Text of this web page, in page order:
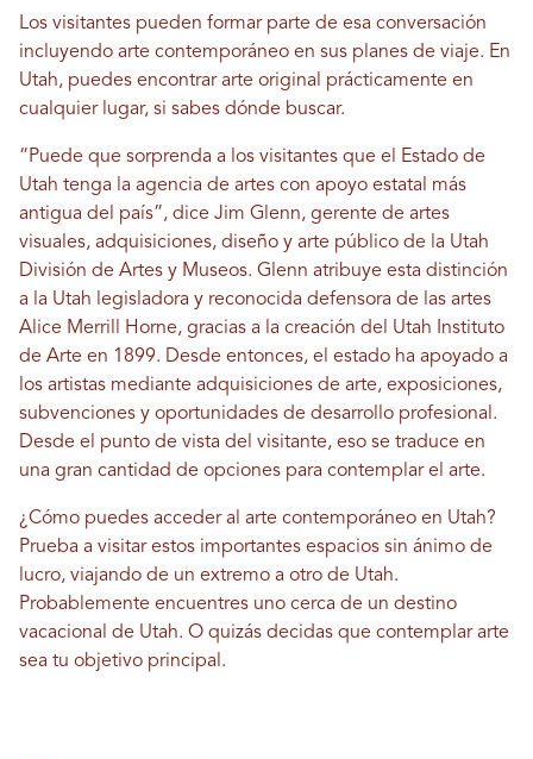
Los visitantes pueden formar parte de esa conversación
incluyendo arte contemporáneo en sus planes de viaje. En
Utah, puedes encontrar arte original prácticamente en
cualquier lugar, si sabes dónde buscar.
“Puede que sorprenda a los visitantes que el Estado de
Utah tenga la agencia de artes con apoyo estatal más
antigua del país”, dice Jim Glenn, gerente de artes
visuales, adquisiciones, diseño y arte público de la Utah
División de Artes y Museos. Glenn atribuye esta distinción
a la Utah legisladora y reconocida defensora de las artes
Alice Merrill Horne, gracias a la creación del Utah Instituto
de Arte en 1899. Desde entonces, el estado ha apoyado a
los artistas mediante adquisiciones de arte, exposiciones,
subvenciones y oportunidades de desarrollo profesional.
Desde el punto de vista del visitante, eso se traduce en
una gran cantidad de opciones para contemplar el arte.
¿Cómo puedes acceder al arte contemporáneo en Utah?
Prueba a visitar estos importantes espacios sin ánimo de
lucro, viajando de un extremo a otro de Utah.
Probablemente encuentres uno cerca de un destino
vacacional de Utah. O quizás decidas que contemplar arte
sea tu objetivo principal.